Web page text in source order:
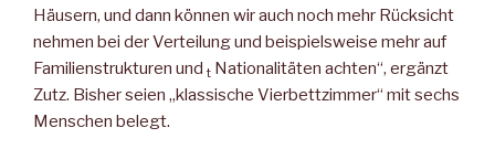
Häusern, und dann können wir auch noch mehr Rücksicht
nehmen bei der Verteilung und beispielsweise mehr auf
Familienstrukturen und t Nationalitäten achten“, ergänzt
Zutz. Bisher seien „klassische Vierbettzimmer“ mit sechs
Menschen belegt.